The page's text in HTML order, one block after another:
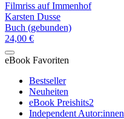
Filmriss auf Immenhof
Karsten Dusse
Buch (gebunden)
24,00 €
eBook Favoriten
Bestseller
Neuheiten
eBook Preishits2
Independent Autor:innen